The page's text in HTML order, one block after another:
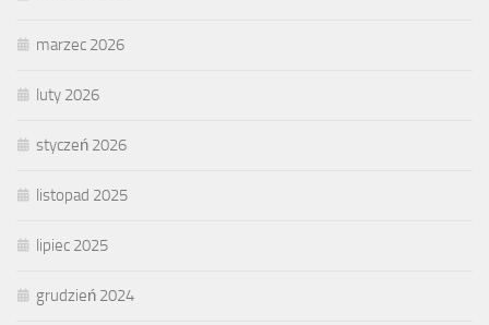
marzec 2026
luty 2026
styczeń 2026
listopad 2025
lipiec 2025
grudzień 2024